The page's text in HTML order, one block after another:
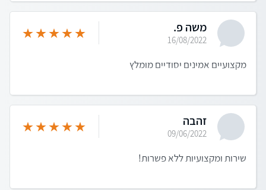
משה פ.
16/08/2022
מקצועיים אמינים יסודיים מומלץ
זהבה
09/06/2022
שירות ומקצועיות ללא פשרות!